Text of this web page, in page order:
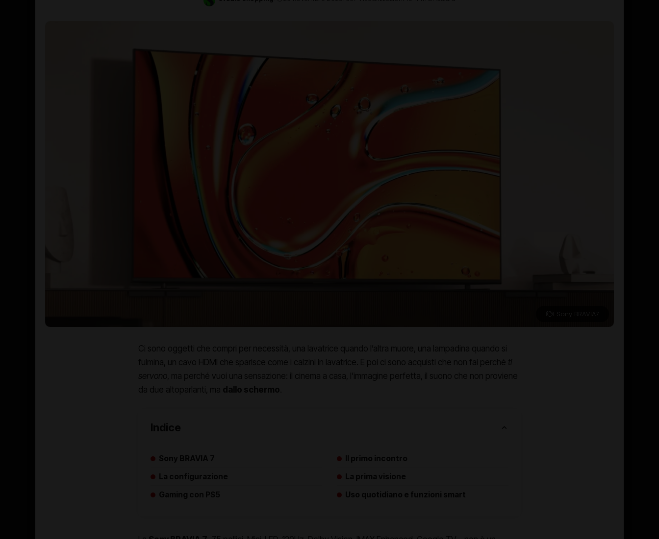
Posted
Sony BRAVIA7
Ci sono oggetti che compri per necessità, una lavatrice quando l’altra muore, una lampadina quando si
fulmina, un cavo HDMI che sparisce come i calzini in lavatrice. E poi ci sono acquisti che non fai perché ti
servono , ma perché vuoi una sensazione: il cinema a casa, l’immagine perfetta, il suono che non proviene
da due altoparlanti, ma dallo schermo
Indice
Sony BRAVIA 7
Il primo incontro
La configurazione
La prima visione
Gaming con PS5
Uso quotidiano e funzioni smart